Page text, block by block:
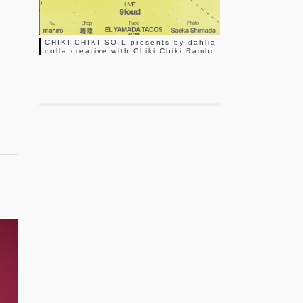
CHIKI CHIKI SOIL presents by dahlia
dolla creative with Chiki Chiki Rambo